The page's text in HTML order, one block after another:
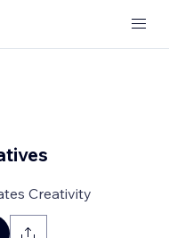
Creativity